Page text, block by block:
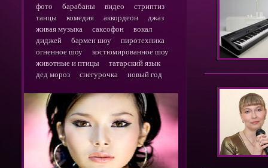
фото
барабаны видео
стриптиз
танцы
комедия аккордеон
джаз
живая музыка
саксофон
вокал
диджей
бармен шоу
пиротехника
огненное шоу
костюмированное шоу
животные и птицы
татарский язык
дед мороз
снегурочка новый год